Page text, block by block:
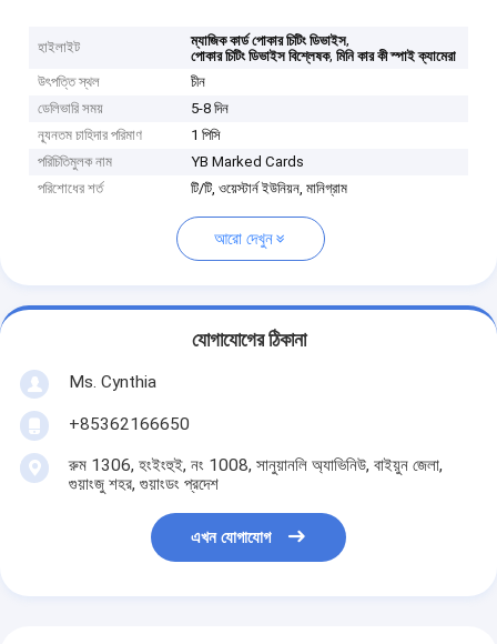
হাইলাইট ম্যাজিক কার্ড পোকার চিটিং ডিভাইস,
পোকার চিটিং ডিভাইস বিশ্লেষক,মিনি কার কী স্পাই ক্যামেরা
উৎপত্তি স্থল
চীন
ডেলিভারি সময়
5-8 দিন
ন্যূনতম চাহিদার পরিমাণ
1 পিসি
পরিচিতিমুলক নাম
YB Marked Cards
পরিশোধের শর্ত
টি/টি, ওয়েস্টার্ন ইউনিয়ন, মানিগ্রাম
আরো দেখুন
যোগাযোগের ঠিকানা
Ms. Cynthia
‪+85362166650‬
রুম 1306, হংইংহুই, নং 1008, সানুয়ানলি অ্যাভিনিউ, বাইয়ুন জেলা,
গুয়াংজু শহর, গুয়াংডং প্রদেশ
এখন যোগাযোগ